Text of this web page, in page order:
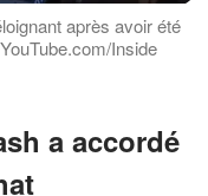
après avoir été
Inside
a accordé